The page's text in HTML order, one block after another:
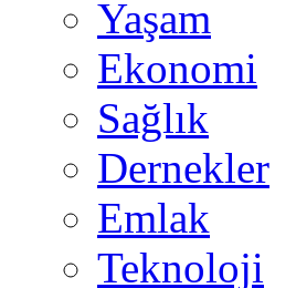
Yaşam
Ekonomi
Sağlık
Dernekler
Emlak
Teknoloji